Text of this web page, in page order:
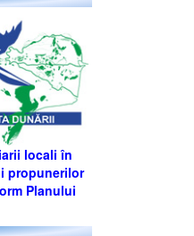
locali în
propunerilor
Planului